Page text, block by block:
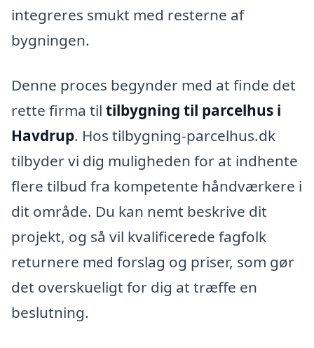
integreres smukt med resterne af
bygningen.
Denne proces begynder med at finde det
rette firma til tilbygning til parcelhus i
Havdrup. Hos tilbygning-parcelhus.dk
tilbyder vi dig muligheden for at indhente
flere tilbud fra kompetente håndværkere i
dit område. Du kan nemt beskrive dit
projekt, og så vil kvalificerede fagfolk
returnere med forslag og priser, som gør
det overskueligt for dig at træffe en
beslutning.